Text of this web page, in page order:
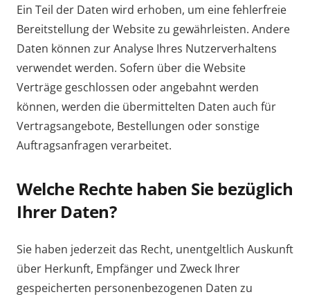
Ein Teil der Daten wird erhoben, um eine fehlerfreie
Bereitstellung der Website zu gewährleisten. Andere
Daten können zur Analyse Ihres Nutzerverhaltens
verwendet werden. Sofern über die Website
Verträge geschlossen oder angebahnt werden
können, werden die übermittelten Daten auch für
Vertragsangebote, Bestellungen oder sonstige
Auftragsanfragen verarbeitet.
Welche Rechte haben Sie bezüglich
Ihrer Daten?
Sie haben jederzeit das Recht, unentgeltlich Auskunft
über Herkunft, Empfänger und Zweck Ihrer
gespeicherten personenbezogenen Daten zu